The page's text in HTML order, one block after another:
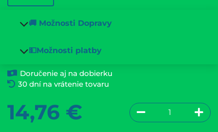
🚚 Možnosti Dopravy
💵Možnosti platby
Doručenie aj na dobierku
30 dní na vrátenie tovaru
14,76 €